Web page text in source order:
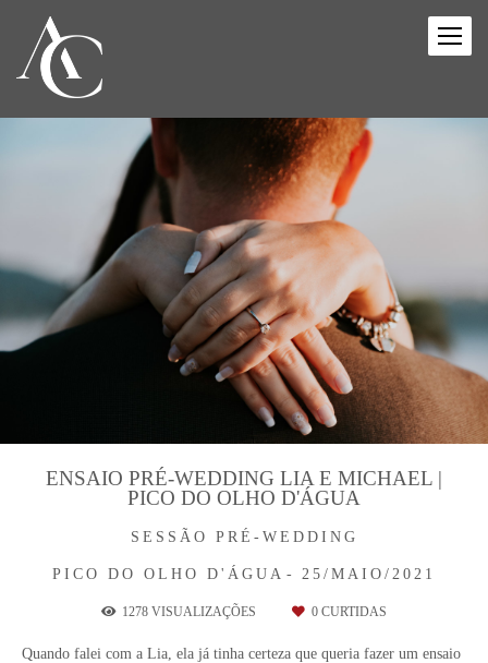
SESSÃO PRÉ-WEDDING
PICO DO OLHO D'ÁGUA 25/MAIO/2021
ENSAIO PRÉ-WEDDING LIA E MICHAEL |
PICO DO OLHO D'ÁGUA
1278 VISUALIZAÇÕES 0 CURTIDAS
Quando falei com a Lia, ela já tinha certeza que queria fazer um ensaio